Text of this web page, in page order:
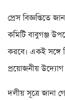
প্রেস বিজ্ঞপ্তিতে
কমিটি বাবুগঞ্জ
করবে। একই সঙ্গে
প্রয়োজনীয় উদ্যোগ
দলীয় সূত্রে জানা